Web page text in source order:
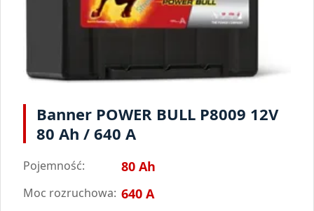
Banner POWER BULL P8009 12V
80 Ah / 640 A
Pojemność: 80 Ah
Moc rozruchowa: 640 A